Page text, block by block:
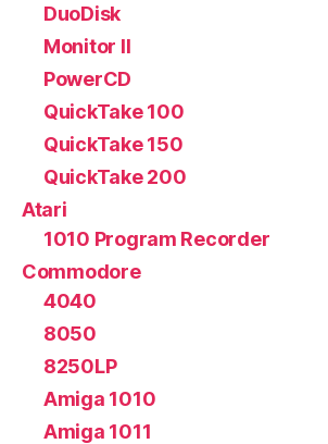
DuoDisk
Monitor II
PowerCD
QuickTake 100
QuickTake 150
QuickTake 200
Atari
1010 Program Recorder
Commodore
4040
8050
8250LP
Amiga 1010
Amiga 1011